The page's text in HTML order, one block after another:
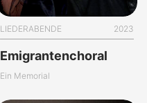
LIEDERABENDE 2023
Emigrantenchoral
Ein Memorial